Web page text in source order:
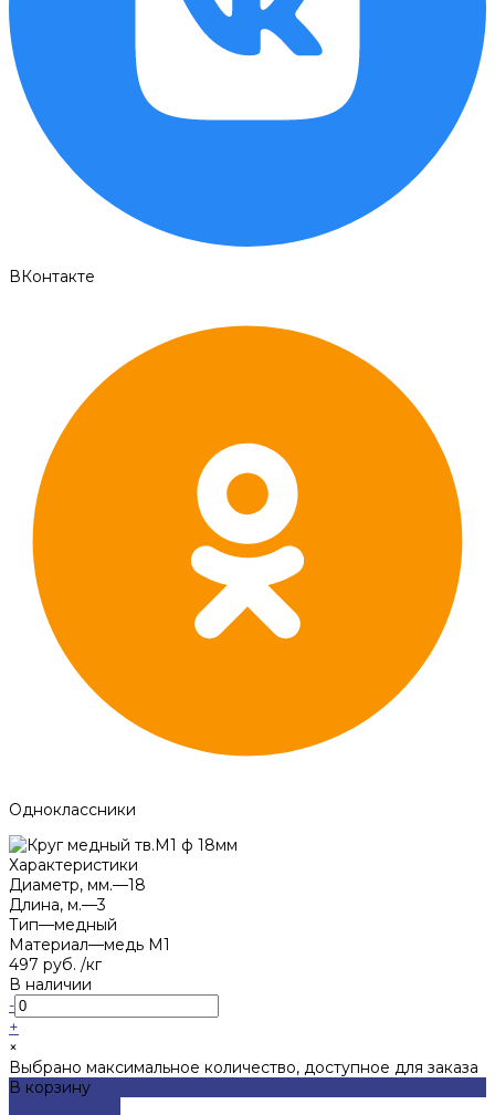
ВКонтакте
Одноклассники
Характеристики
Диаметр, мм.—18
Длина, м.—3
Тип—медный
Материал—медь М1
497 руб. /кг
В наличии
-
+
×
Выбрано максимальное количество, доступное для заказа
В корзину